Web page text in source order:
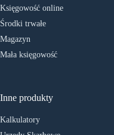
Księgowość online
Środki trwałe
Magazyn
Mała księgowość
Inne produkty
Kalkulatory